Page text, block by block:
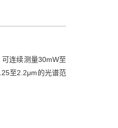
连续测量30mW至
至2.2μm的光谱范